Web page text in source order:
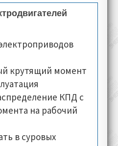
100-350 об/
24,2-69,5 А
F
PTO Klixon (по
KTY84-130, PT100
исполнения:
где
крутящий момент
КПД c
на рабочий
в суровых